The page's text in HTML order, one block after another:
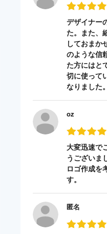
デザイナー
た。また、
しておまか
のような信
た方にはと
切に使って
なりました。
oz
大変迅速で
うございま
ロゴ作成を
す。
匿名